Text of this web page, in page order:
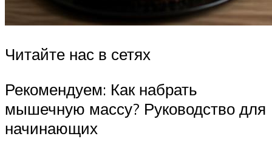
Читайте нас в сетях
Рекомендуем: Как набрать
мышечную массу? Руководство для
начинающих